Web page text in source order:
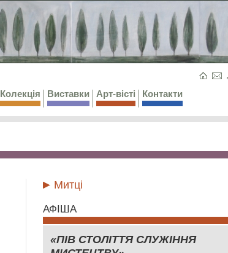
Колекція Виставки Арт-вісті Контакти
Митці
АФІША
«ПІВ СТОЛІТТЯ СЛУЖІННЯ